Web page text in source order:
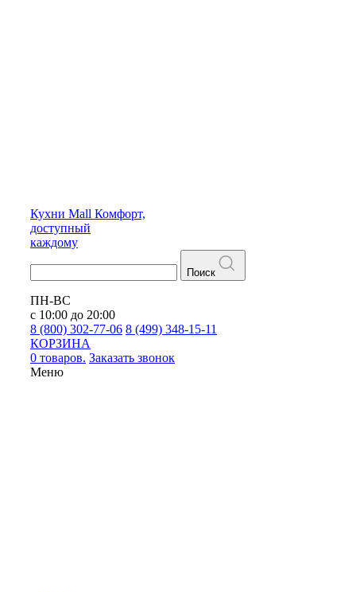
Кухни Mall Комфорт,
доступный
каждому
Поиск
ПН-ВС
с 10:00 до 20:00
8 (800) 302-77-06 8 (499) 348-15-11
КОРЗИНА
0 товаров. Заказать звонок
Меню